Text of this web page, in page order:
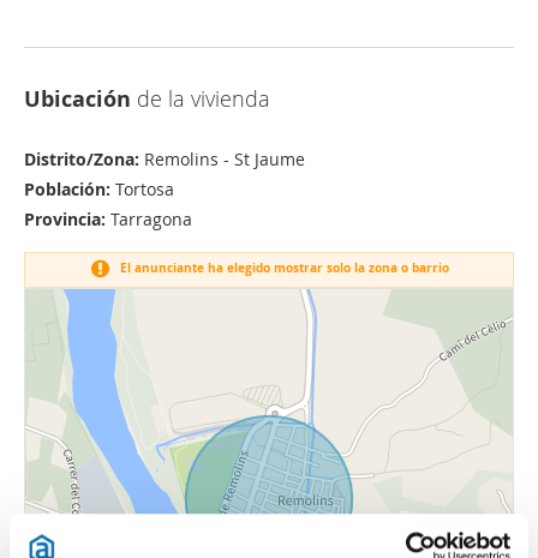
Ubicación de la vivienda
Distrito/Zona: Remolins - St Jaume
Población: Tortosa
Provincia: Tarragona
El anunciante ha elegido mostrar solo la zona o barrio